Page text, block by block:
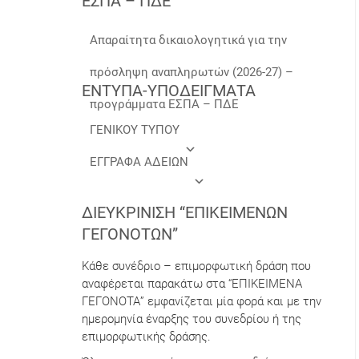
Απαραίτητα δικαιολογητικά για την
πρόσληψη αναπληρωτών (2026-27) –
προγράμματα ΕΣΠΑ – ΠΔΕ
ΕΝΤΥΠΑ-ΥΠΟΔΕΙΓΜΑΤΑ
ΓΕΝΙΚΟΥ ΤΥΠΟΥ
ΕΓΓΡΑΦΑ ΑΔΕΙΩΝ
ΔΙΕΥΚΡΊΝΙΣΗ “ΕΠΙΚΕΊΜΕΝΩΝ
ΓΕΓΟΝΌΤΩΝ”
Κάθε συνέδριο – επιμορφωτική δράση που
αναφέρεται παρακάτω στα “ΕΠΙΚΕΙΜΕΝΑ
ΓΕΓΟΝΟΤΑ” εμφανίζεται μία φορά και με την
ημερομηνία έναρξης του συνεδρίου ή της
επιμορφωτικής δράσης.